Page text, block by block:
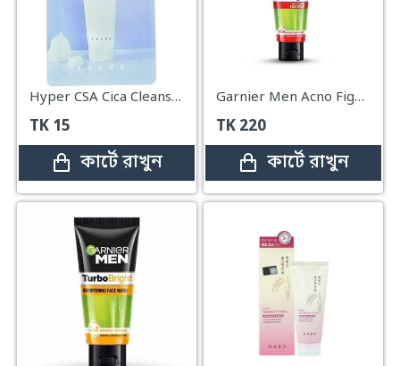
Hyper CSA Cica Cleanser Mini
TK 15
কার্টে রাখুন
Garnier Men Acno Fight Anti-Pimple Face Wash – 50g
TK 220
কার্টে রাখুন